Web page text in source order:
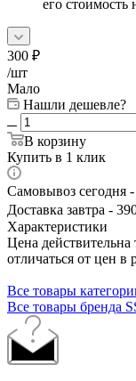
его
300 ₽
/шт
Мало
Нашли дешевле?
В корзину
Купить в 1 клик
Самовывоз сегодня
Доставка завтра -
Характеристики
Цена действительна
отличаться от цен в
Все товары
Все товары бренда